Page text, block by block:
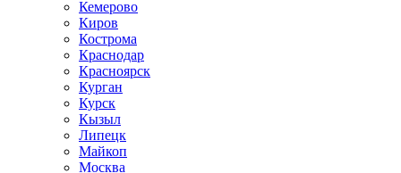
Кемерово
Киров
Кострома
Краснодар
Красноярск
Курган
Курск
Кызыл
Липецк
Майкоп
Москва